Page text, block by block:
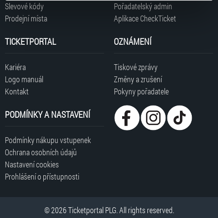
typy cookies používáme, naleznete níže. Možnosti
zpracování upravíte zaškrtnutím příslušné varianty. Svoji
„Cookies a jejich nastavení“.
Slevové kódy
Prodejní místa
Pořadatelský admin
Aplikace CheckTicket
TICKETPORTAL
Kariéra
Logo manuál
Kontakt
OZNÁMENÍ
Tiskové zprávy
Změny a zrušení
Pokyny pořadatele
PODMÍNKY A NASTAVENÍ
Podmínky nákupu vstupenek
Ochrana osobních údajů
Nastavení cookies
Prohlášení o přístupnosti
© 2026 Ticketportal PLG. All rights reserved.